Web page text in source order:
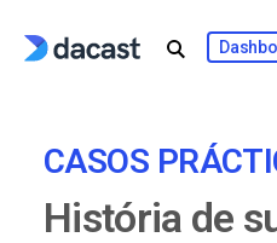
CASOS
História de